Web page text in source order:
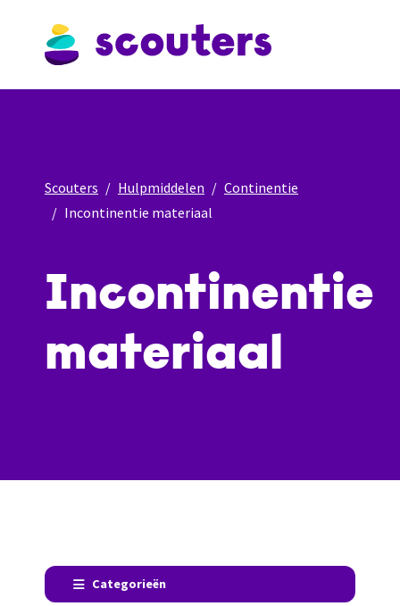
Scouters Hulpmiddelen
Continentie
Incontinentie materiaal
Incontinentie
materiaal
Categorieën